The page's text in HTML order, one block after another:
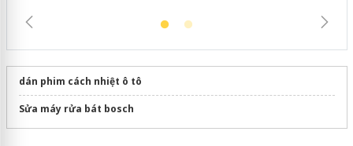
dán phim cách nhiệt ô tô
Sửa máy rửa bát bosch